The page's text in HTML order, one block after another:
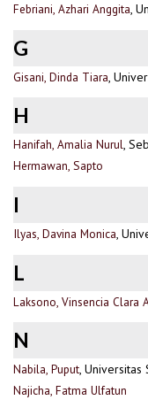
Febriani, Azhari Anggita,
G
Gisani, Dinda Tiara,
H
Hanifah, Amalia Nurul,
Hermawan, Sapto
I
Ilyas, Davina Monica,
L
Laksono, Vinsencia Clara
N
Nabila, Puput, Universitas
Najicha, Fatma Ulfatun